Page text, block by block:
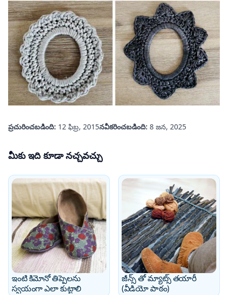
ప్రచురించబడింది: 12 ఫిబ్ర, 2015నవీకరించబడింది: 8 జన, 2025
మీకు ఇది కూడా నచ్చవచ్చు
ఇంటి కిమోనో తిప్పెలను
స్వయంగా ఎలా కుట్టాలి
జీన్స్ తో మ్యాట్స్ తయారీ
(వీడియో పాఠం)